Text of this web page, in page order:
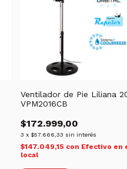
Ventilador de Pie Liliana
VPM2016CB
$172.999,00
3 x $57.666,33 sin interés
$147.049,15 con Efectivo en
local